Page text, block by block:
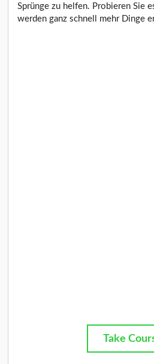
Sprünge zu helfen. Probieren Sie
werden ganz schnell mehr Dinge
Take